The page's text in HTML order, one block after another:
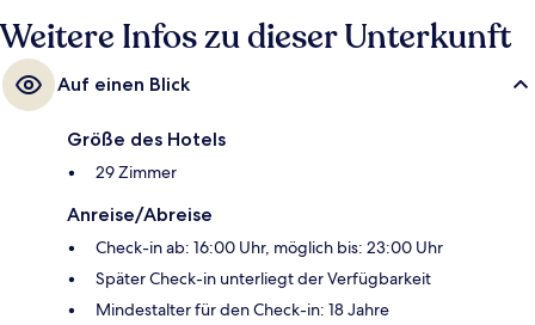
Weitere Infos zu dieser Unterkunft
Auf einen Blick
Größe des Hotels
29 Zimmer
Anreise/Abreise
Check-in ab: 16:00 Uhr, möglich bis: 23:00 Uhr
Später Check-in unterliegt der Verfügbarkeit
Mindestalter für den Check-in: 18 Jahre